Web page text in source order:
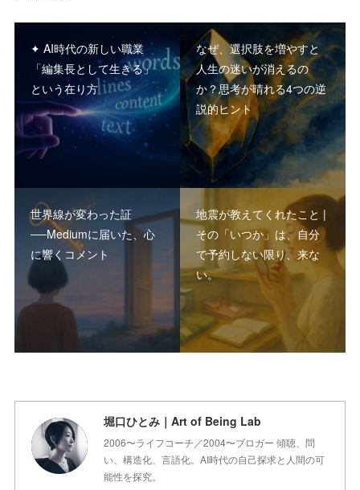
✦ AI時代の新しい職業
「編集長として生きる」
という在り方
なぜ、選択肢を増やすと
人生の迷いが消えるの
か？思考が晴れる4つの逆
説的ヒント
世界線が変わった証
──Mediumに届いた、心
に響くコメント
地震が教えてくれたこと |
その「いつか」は、自分
で予約しない限り、来な
い。
堀口ひとみ｜Art of Being Lab
2006〜ライフコーチ／2004〜ブロガー 傾聴、問
い、構造化、言語化。AI時代の自己探求と人間の可
能性を探究。